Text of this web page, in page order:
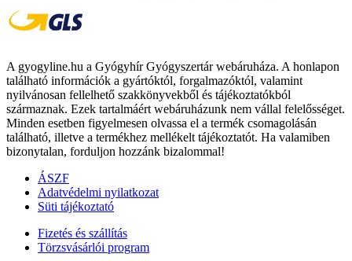
A gyogyline.hu a Gyógyhír Gyógyszertár webáruháza. A honlapon
található információk a gyártóktól, forgalmazóktól, valamint
nyilvánosan fellelhető szakkönyvekből és tájékoztatókból
származnak. Ezek tartalmáért webáruházunk nem vállal felelősséget.
Minden esetben figyelmesen olvassa el a termék csomagolásán
található, illetve a termékhez mellékelt tájékoztatót. Ha valamiben
bizonytalan, forduljon hozzánk bizalommal!
ÁSZF
Adatvédelmi nyilatkozat
Süti tájékoztató
Fizetés és szállítás
Törzsvásárlói program